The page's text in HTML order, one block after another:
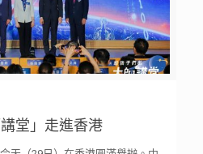
堂」走進香港